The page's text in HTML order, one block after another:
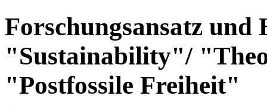
Forschungsansatz und
"Sustainability"/
"Postfossile Freiheit"